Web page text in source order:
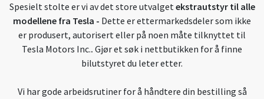
Spesielt stolte er vi av det store utvalgetekstrautstyr til alle
modellene fra Tesla - Dette er ettermarkedsdeler som ikke
er produsert, autorisert eller på noen måte tilknyttet til
Tesla Motors Inc.. Gjør et søk i nettbutikken for å finne
bilutstyret du leter etter.
Vi har gode arbeidsrutiner for å håndtere din bestilling så